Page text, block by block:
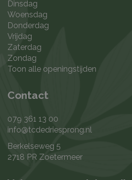
Dinsdag
Woensdag
Donderdag
Vrijdag
Zaterdag
Zondag
Toon alle openingstijden
Contact
079 361 13 00
info@tcdedriesprong.nl
Berkelseweg 5
2718 PR Zoetermeer